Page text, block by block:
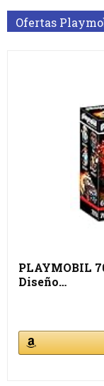
Ofertas
PLAYMOBIL
Diseño…